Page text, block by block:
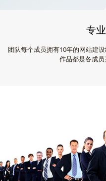
专
团队每个成员拥有10年的网站建
作品都是各成员